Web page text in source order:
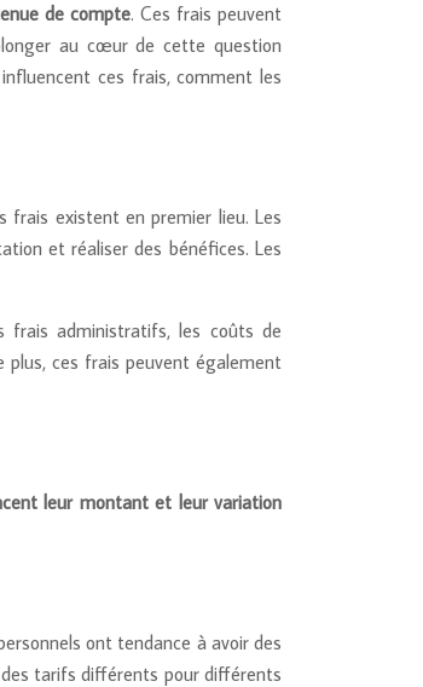
de compte. Ces frais peuvent
au cœur de cette question
ces frais, comment les
existent en premier lieu. Les
et réaliser des bénéfices. Les
frais administratifs, les coûts de
plus, ces frais peuvent également
leur montant et leur variation
ont tendance à avoir des
tarifs différents pour différents